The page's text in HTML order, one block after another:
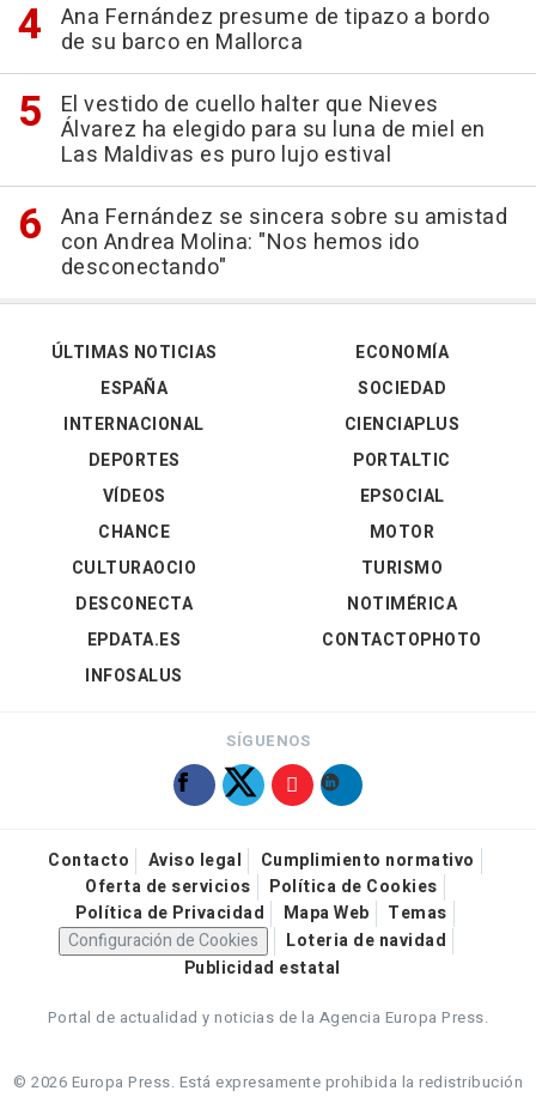
Ana Fernández presume de tipazo a bordo
de su barco en Mallorca
El vestido de cuello halter que Nieves
Álvarez ha elegido para su luna de miel en
Las Maldivas es puro lujo estival
Ana Fernández se sincera sobre su amistad
con Andrea Molina: "Nos hemos ido
desconectando"
ÚLTIMAS NOTICIAS
ESPAÑA
INTERNACIONAL
DEPORTES
VÍDEOS
ECONOMÍA
SOCIEDAD
CIENCIAPLUS
PORTALTIC
EPSOCIAL
CHANCE
CULTURAOCIO
DESCONECTA
EPDATA.ES
INFOSALUS
MOTOR
TURISMO
NOTIMÉRICA
CONTACTOPHOTO
SÍGUENOS
Contacto Aviso legal
Cumplimiento normativo
Oferta de servicios
Política de Cookies
Política de Privacidad
Mapa Web
Temas
Configuración de Cookies
Loteria de navidad
Publicidad estatal
Portal de actualidad y noticias de la Agencia Europa Press.
© 2026 Europa Press. Está expresamente prohibida la redistribución